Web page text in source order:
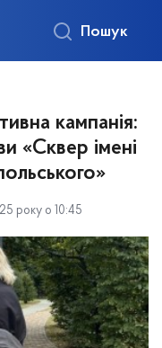
Пошук
кампанія:
«Сквер імені
року о 10:45